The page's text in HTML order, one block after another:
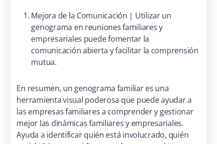
Mejora de la Comunicación | Utilizar un
genograma en reuniones familiares y
empresariales puede fomentar la
comunicación abierta y facilitar la comprensión
mutua.
En resumen, un genograma familiar es una
herramienta visual poderosa que puede ayudar a
las empresas familiares a comprender y gestionar
mejor las dinámicas familiares y empresariales.
Ayuda a identificar quién está involucrado, quién